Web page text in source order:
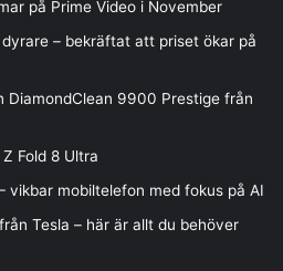
på Prime Video i November
dyrare – bekräftat att priset ökar på
DiamondClean 9900 Prestige från
Fold 8 Ultra
vikbar mobiltelefon med fokus på AI
Tesla – här är allt du behöver